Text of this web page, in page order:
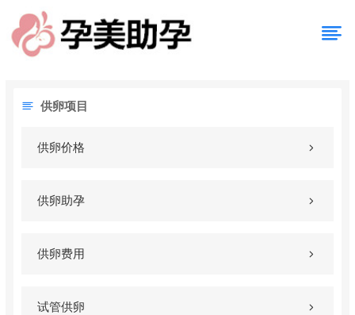
供卵项目
供卵价格
供卵助孕
供卵费用
试管供卵